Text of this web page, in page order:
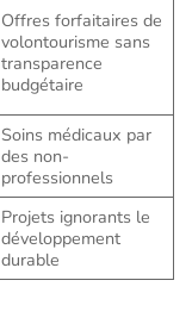
Offres forfaitaires de
volontourisme sans
transparence
budgétaire
Soins médicaux par
des non-
professionnels
Projets ignorants le
développement
durable